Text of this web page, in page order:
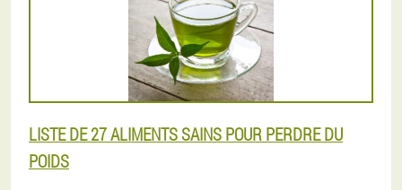
LISTE DE 27 ALIMENTS SAINS POUR PERDRE DU
POIDS